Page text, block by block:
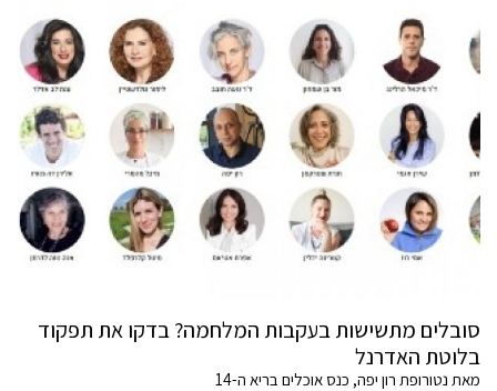
סובלים מתשישות בעקבות המלחמה? בדקו את תפקוד
בלוטת האדרנל
מאת נטורופת רון יפה, כנס אוכלים בריא ה-14